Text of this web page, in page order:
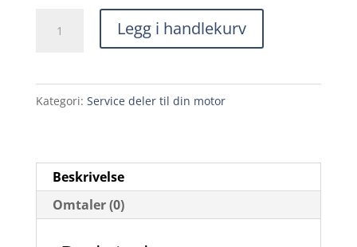
Servicesett
D1-
20
Legg i handlekurv
Kategori: Service deler til din motor
Beskrivelse
Omtaler (0)